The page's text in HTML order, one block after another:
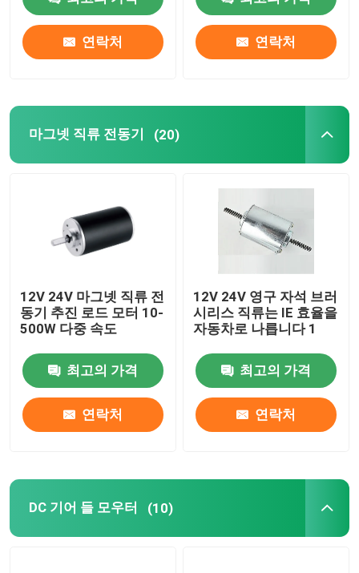
우리에 대하여
뉴스
인용문을 요구하세요
DC 브러쉬 모터
마그넷 직류 전동기
전기적 선형 작동기
연락처 연락처
마그넷 직류 전동기 (20)
12V 24V 마그넷 직류 전
동기 추진 로드 모터 10-
500W 다중 속도
최고의 가격
연락처
12V 24V 영구 자석 브러
시리스 직류는 IE 효율을
자동차로 나릅니다 1
최고의 가격
연락처
DC 기어 들 모우터 (10)